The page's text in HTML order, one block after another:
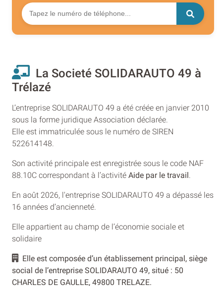
La Societé SOLIDARAUTO 49 à
Trélazé
L’entreprise SOLIDARAUTO 49 a été créée en janvier 2010
sous la forme juridique Association déclarée.
Elle est immatriculée sous le numéro de SIREN
522614148.
Son activité principale est enregistrée sous le code NAF
88.10C correspondant à l’activité Aide par le travail
En août 2026, l'entreprise SOLIDARAUTO 49 a dépassé les
16 années d’ancienneté.
Elle appartient au champ de l’économie sociale et
solidaire
Elle est composée d’un établissement principal, siège
social de l’entreprise SOLIDARAUTO 49, situé : 50
CHARLES DE GAULLE, 49800 TRELAZE.